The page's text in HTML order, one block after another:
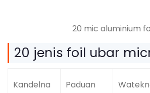
20 mic aluminium
20 jenis foil ubar
Kandelna Paduan